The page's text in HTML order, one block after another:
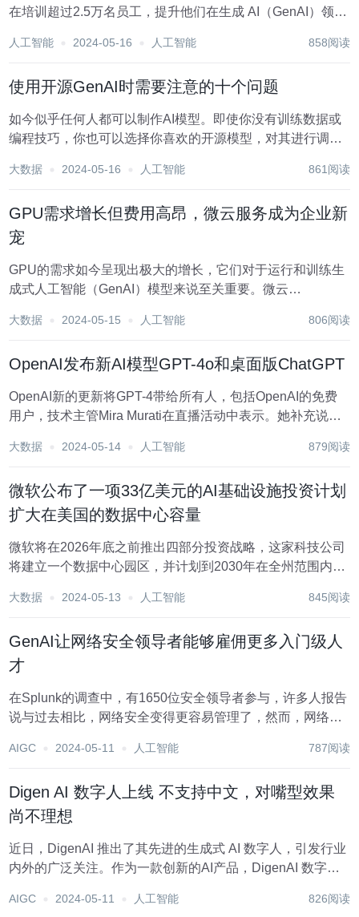
在培训超过2.5万名员工，提升他们在生成 AI（GenAI）领域
示，这一计划将建立在公司 “加强人工智能能力的悠久历史”
人工智能 2024-05-16 人工智能 858阅读
使用开源GenAI时需要注意的十个问题
如今似乎任何人都可以制作AI模型。即使你没有训练数据或
编程技巧，你也可以选择你喜欢的开源模型，对其进行调
数报告，2023年发布了149个基础模型，其中三分之二是开
大数据 2024-05-16 人工智能 861阅读
GPU需求增长但费用高昂，微云服务成为企业新
宠
GPU的需求如今呈现出极大的增长，它们对于运行和训练生
成式人工智能（GenAI）模型来说至关重要。微云
案。微云市场规模正在快速增长。CoreWeave、Lambda
大数据 2024-05-15 人工智能 806阅读
OpenAI发布新AI模型GPT-4o和桌面版ChatGPT
OpenAI新的更新将GPT-4带给所有人，包括OpenAI的免费
用户，技术主管Mira Murati在直播活动中表示。她补充说，
改进的能力。OpenAI表示，最终计划使用户能够通过视频与
大数据 2024-05-14 人工智能 879阅读
微软公布了一项33亿美元的AI基础设施投资计划
扩大在美国的数据中心容量
微软将在2026年底之前推出四部分投资战略，这家科技公司
将建立一个数据中心园区，并计划到2030年在全州范围内提
制定全面的基础设施计划，以支持不断增长的计算能力需
大数据 2024-05-13 人工智能 845阅读
GenAI让网络安全领导者能够雇佣更多入门级人
才
在Splunk的调查中，有1650位安全领导者参与，许多人报告
说与过去相比，网络安全变得更容易管理了，然而，网络安
出，尽管企业在其团队内广泛采用了GenAI工具，与仍在开
AIGC 2024-05-11 人工智能 787阅读
Digen AI 数字人上线 不支持中文，对嘴型效果
尚不理想
近日，DigenAI 推出了其先进的生成式 AI 数字人，引发行业
内外的广泛关注。作为一款创新的AI产品，DigenAI 数字人
DigenAI 数字人的核心功能在于其能够创造具有完美手势和
AIGC 2024-05-11 人工智能 826阅读